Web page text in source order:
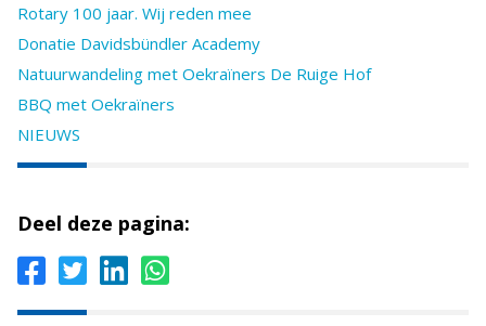
Rotary 100 jaar. Wij reden mee
Donatie Davidsbündler Academy
Natuurwandeling met Oekraïners De Ruige Hof
BBQ met Oekraïners
NIEUWS
Deel deze pagina: